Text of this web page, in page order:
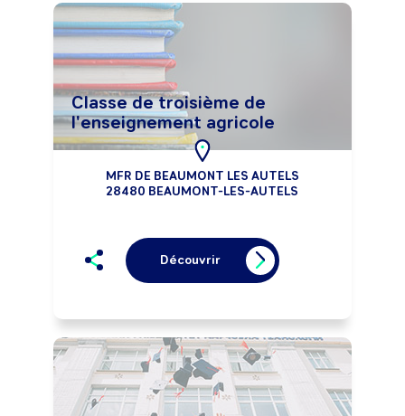
Classe de troisième de
l'enseignement agricole
MFR DE BEAUMONT LES AUTELS
28480 BEAUMONT-LES-AUTELS
Découvrir